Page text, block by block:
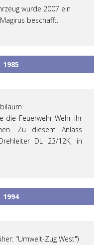
wurde 2007 ein
beschafft.
1985
die Feuerwehr Wehr ihr
Zu diesem Anlass
DL 23/12K, in
1994
"Umwelt-Zug West")